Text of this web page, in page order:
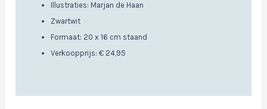
Illustraties: Marjan de Haan
Zwartwit
Formaat: 20 x 16 cm staand
Verkoopprijs: € 24,95